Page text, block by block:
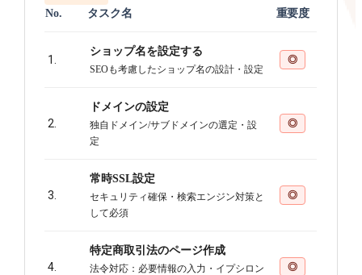
No. タスク名 重要度
1.
ショップ名を設定する
SEOも考慮したショップ名の設計・設定
◎
2.
ドメインの設定
独自ドメイン/サブドメインの選定・設
定
◎
3.
常時SSL設定
セキュリティ確保・検索エンジン対策と
して必須
◎
4.
特定商取引法のページ作成
法令対応：必要情報の入力・イプシロン
◎